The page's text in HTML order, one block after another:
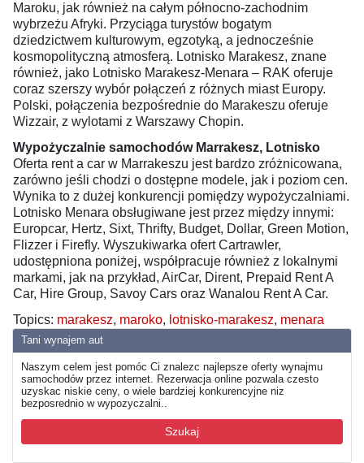
Tani wynajem aut
Naszym celem jest pomóc Ci znalezc najlepsze oferty wynajmu
samochodów przez internet. Rezerwacja online pozwala czesto
uzyskac niskie ceny, o wiele bardziej konkurencyjne niz
bezposrednio w wypozyczalni..
Szukaj
Maroku, jak również na całym północno-zachodnim
wybrzeżu Afryki. Przyciąga turystów bogatym
dziedzictwem kulturowym, egzotyką, a jednocześnie
kosmopolityczną atmosferą. Lotnisko Marakesz, znane
również, jako Lotnisko Marakesz-Menara – RAK oferuje
coraz szerszy wybór połączeń z różnych miast Europy.
Polski, połączenia bezpośrednie do Marakeszu oferuje
Wizzair, z wylotami z Warszawy Chopin.
Wypożyczalnie samochodów Marrakesz, Lotnisko
Oferta rent a car w Marrakeszu jest bardzo zróżnicowana,
zarówno jeśli chodzi o dostępne modele, jak i poziom cen.
Wynika to z dużej konkurencji pomiędzy wypożyczalniami.
Lotnisko Menara obsługiwane jest przez między innymi:
Europcar, Hertz, Sixt, Thrifty, Budget, Dollar, Green Motion,
Flizzer i Firefly. Wyszukiwarka ofert Cartrawler,
udostępniona poniżej, współpracuje również z lokalnymi
markami, jak na przykład, AirCar, Dirent, Prepaid Rent A
Car, Hire Group, Savoy Cars oraz Wanalou Rent A Car.
Topics: marakesz, maroko, lotnisko-marakesz, menara